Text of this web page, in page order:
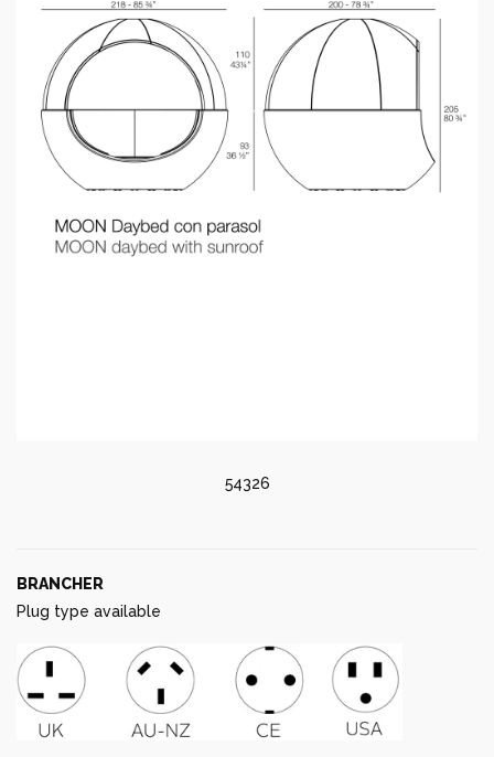
54326
BRANCHER
Plug type available